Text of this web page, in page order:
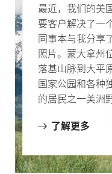
最近，我们的美
要客户解决了一
同事本与我分享
照片。蒙大拿州
落基山脉到大平
国家公园和各种
的居民之一美洲
了解更多